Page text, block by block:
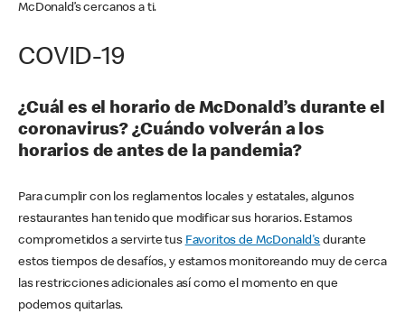
McDonald’s cercanos a ti.
COVID-19
¿Cuál es el horario de McDonald’s durante el
coronavirus? ¿Cuándo volverán a los
horarios de antes de la pandemia?
Para cumplir con los reglamentos locales y estatales, algunos
restaurantes han tenido que modificar sus horarios. Estamos
comprometidos a servirte tus Favoritos de McDonald's durante
estos tiempos de desafíos, y estamos monitoreando muy de cerca
las restricciones adicionales así como el momento en que
podemos quitarlas.